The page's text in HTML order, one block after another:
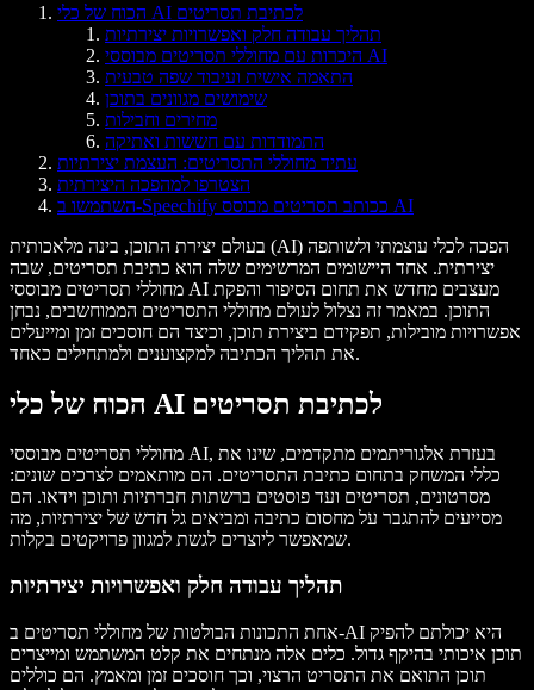
הכוח של כלי AI לכתיבת תסריטים
תהליך עבודה חלק ואפשרויות יצירתיות
היכרות עם מחוללי תסריטים מבוססי AI
התאמה אישית ועיבוד שפה טבעית
שימושים מגוונים בתוכן
מחירים וחבילות
התמודדות עם חששות ואתיקה
עתיד מחוללי התסריטים: העצמת יצירתיות
הצטרפו למהפכה היצירתית
השתמשו ב-Speechify ככותב תסריטים מבוסס AI
בעולם יצירת התוכן, בינה מלאכותית (AI) הפכה לכלי עוצמתי ולשותפה
יצירתית. אחד היישומים המרשימים שלה הוא כתיבת תסריטים, שבה
מחוללי תסריטים מבוססי AI מעצבים מחדש את תחום הסיפור והפקת
התוכן. במאמר זה נצלול לעולם מחוללי התסריטים הממוחשבים, נבחן
אפשרויות מובילות, תפקידם ביצירת תוכן, וכיצד הם חוסכים זמן ומייעלים
את תהליך הכתיבה למקצוענים ולמתחילים כאחד.
הכוח של כלי AI לכתיבת תסריטים
מחוללי תסריטים מבוססי AI, בעזרת אלגוריתמים מתקדמים, שינו את
כללי המשחק בתחום כתיבת התסריטים. הם מותאמים לצרכים שונים:
מסרטונים, תסריטים ועד פוסטים ברשתות חברתיות ותוכן וידאו. הם
מסייעים להתגבר על מחסום כתיבה ומביאים גל חדש של יצירתיות, מה
שמאפשר ליוצרים לגשת למגוון פרויקטים בקלות.
תהליך עבודה חלק ואפשרויות יצירתיות
אחת התכונות הבולטות של מחוללי תסריטים ב-AI היא יכולתם להפיק
תוכן איכותי בהיקף גדול. כלים אלה מנתחים את קלט המשתמש ומייצרים
תוכן התואם את התסריט הרצוי, וכך חוסכים זמן ומאמץ. הם כוללים